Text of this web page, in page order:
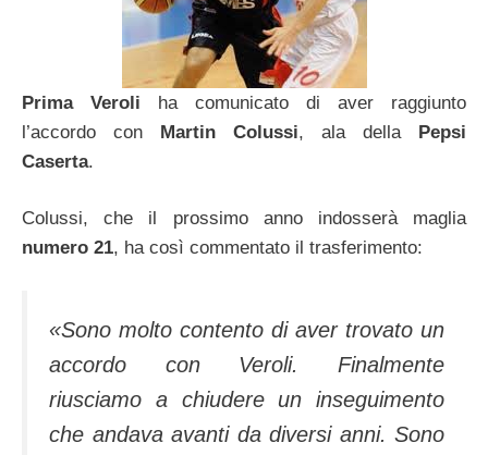
Prima Veroli ha comunicato di aver raggiunto
l’accordo con Martin Colussi, ala della Pepsi
Caserta.
Colussi, che il prossimo anno indosserà maglia
numero 21, ha così commentato il trasferimento:
«Sono molto contento di aver trovato un
accordo con Veroli. Finalmente
riusciamo a chiudere un inseguimento
che andava avanti da diversi anni. Sono